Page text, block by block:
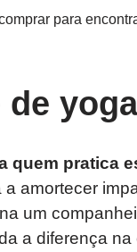
para
quem pratica
amortecer
um
a diferença